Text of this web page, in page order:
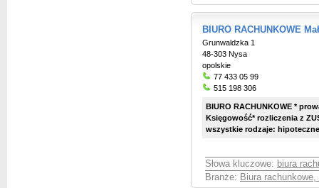
BIURO RACHUNKOWE
Grunwaldzka 1
48-303 Nysa
opolskie
77 433 05 99
515 198 306
BIURO RACHUNKOWE *
Księgowość* rozliczenia z
wszystkie rodzaje:
Słowa kluczowe: biura
Branże: Biura